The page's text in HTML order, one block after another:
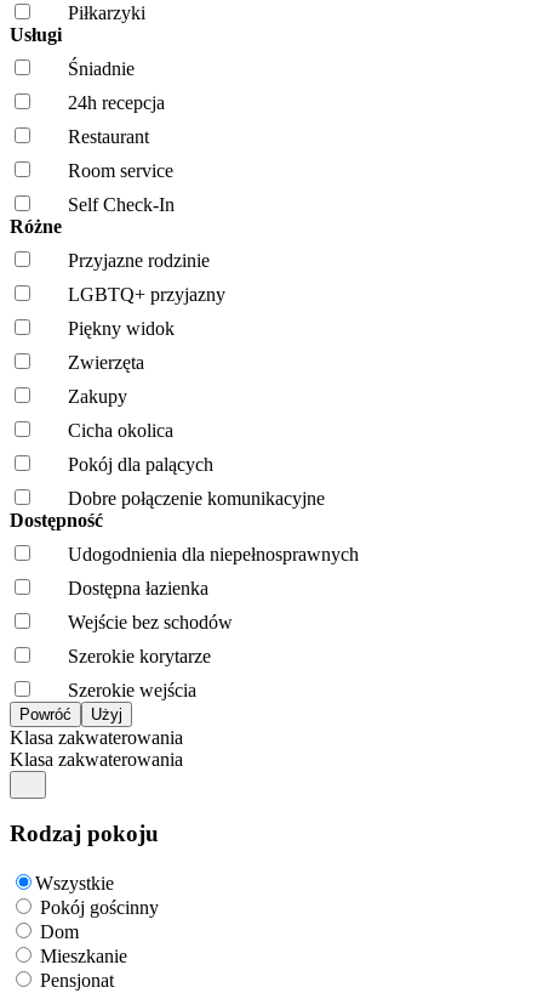
Piłkarzyki
Usługi
Śniadnie
24h recepcja
Restaurant
Room service
Self Check-In
Różne
Przyjazne rodzinie
LGBTQ+ przyjazny
Piękny widok
Zwierzęta
Zakupy
Cicha okolica
Pokój dla palących
Dobre połączenie komunikacyjne
Dostępność
Udogodnienia dla niepełnosprawnych
Dostępna łazienka
Wejście bez schodów
Szerokie korytarze
Szerokie wejścia
Klasa zakwaterowania
Klasa zakwaterowania
Rodzaj pokoju
Wszystkie
Pokój gościnny
Dom
Mieszkanie
Pensjonat